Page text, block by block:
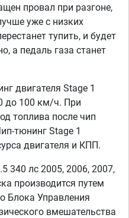
провал при разгоне,
уже с низких
тупить, и будет
а педаль газа станет
двигателя Stage 1
до 100 км/ч. При
топлива после чип
тюнинг Stage 1
двигателя и КПП.
340 лс 2005, 2006, 2007,
производится путем
Блока Управления
вмешательства